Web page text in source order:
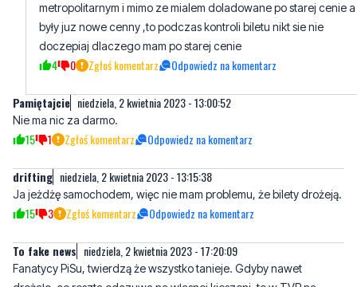
starej cenie bo nowe cenniki wchodzą od 03.04,i gdybyś
ladowała bilet np 03.04 to juz by wchodziły po nowej
cenie.....Ja tak miałem kiedys identycznie z biletem
metropolitarnym i mimo ze mialem doladowane po starej cenie a
doczepiaj dlaczego mam po starej cenie
4 0 Zgłoś komentarz
Nie ma nic za darmo.
15 1 Zgłoś komentarz Odpowiedz na komentarz
Ja jeżdżę samochodem, więc nie mam problemu, że bilety drożeją.
15 3 Zgłoś komentarz Odpowiedz na komentarz